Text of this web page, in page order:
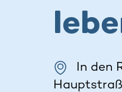
In den